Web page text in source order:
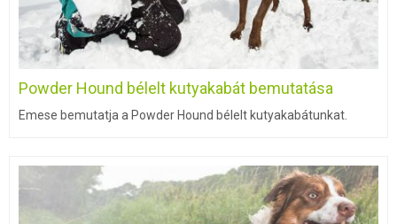
Powder Hound bélelt kutyakabát bemutatása
Emese bemutatja a Powder Hound bélelt kutyakabátunkat.